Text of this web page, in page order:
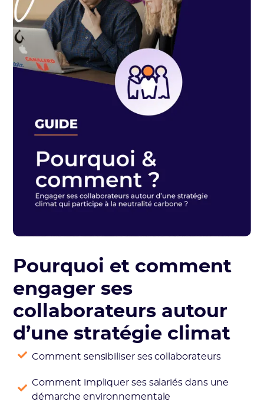
Pourquoi et comment
engager ses
collaborateurs autour
d’une stratégie climat
Comment sensibiliser ses collaborateurs
Comment impliquer ses salariés dans une
démarche environnementale